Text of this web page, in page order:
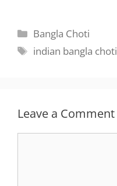
Categories
Bangla Choti
Tags
indian bangla choti
Leave a Comment